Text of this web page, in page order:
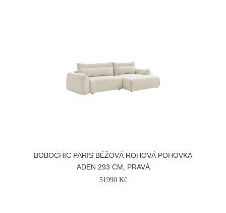
BOBOCHIC PARIS BÉŽOVÁ ROHOVÁ POHOVKA
ADEN 293 CM, PRAVÁ
51990 Kč